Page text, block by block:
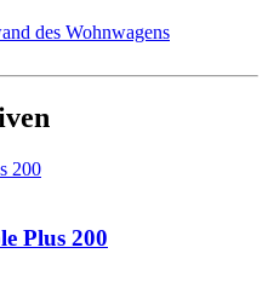
des Wohnwagens
Plus 200